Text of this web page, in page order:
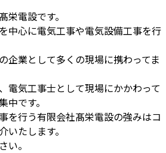
栄電設です。
中心に電気工事や電気設備工事を行
企業として多くの現場に携わってま
電気工事士として現場にかかわって
中です。
を行う有限会社髙栄電設の強みはコ
いたします。
い。